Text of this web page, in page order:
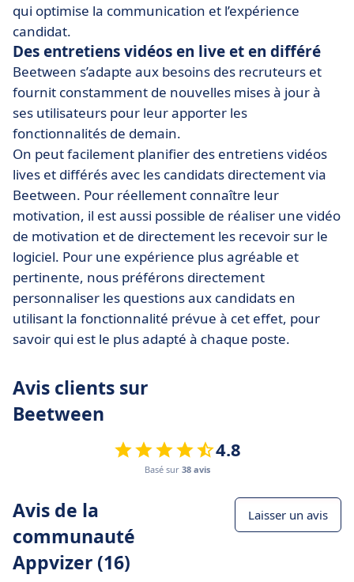
qui optimise la communication et l’expérience
candidat.
Des entretiens vidéos en live et en différé
Beetween s’adapte aux besoins des recruteurs et
fournit constamment de nouvelles mises à jour à
ses utilisateurs pour leur apporter les
fonctionnalités de demain.
On peut facilement planifier des entretiens vidéos
lives et différés avec les candidats directement via
Beetween. Pour réellement connaître leur
motivation, il est aussi possible de réaliser une vidéo
de motivation et de directement les recevoir sur le
logiciel. Pour une expérience plus agréable et
pertinente, nous préférons directement
personnaliser les questions aux candidats en
utilisant la fonctionnalité prévue à cet effet, pour
savoir qui est le plus adapté à chaque poste.
Avis clients sur
Beetween
4.8
Basé sur 38 avis
Avis de la
communauté
Appvizer (16)
Laisser un avis